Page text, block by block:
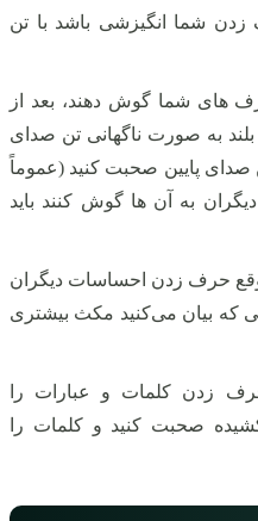
شما انگیزشی باشد با تن
های شما گوش دهند، بعد از
به‌ صورت ناگهانی تن صدای
تن صدای پایین صحبت کنید (عموماً
به آن‌ ها گوش کنند باید
حرف زدن احساسات دیگران
که بیان می‌کنید مکث بیشتری
زدن کلمات و عبارات را
صحبت کنید و کلمات را